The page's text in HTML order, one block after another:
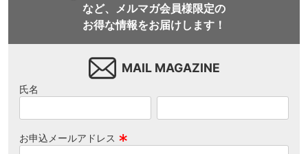
など、メルマガ会員様限定の
お得な情報をお届けします！
MAIL MAGAZINE
氏名
お申込メールアドレス